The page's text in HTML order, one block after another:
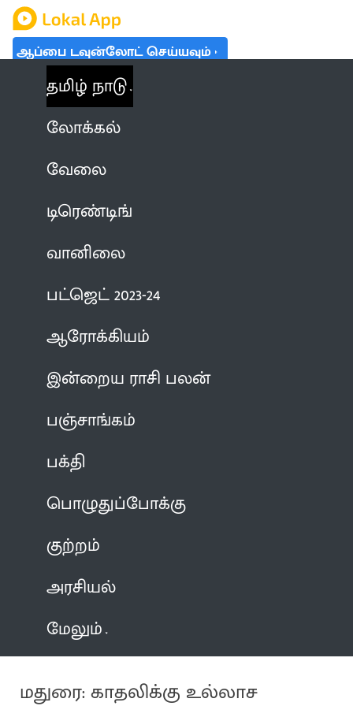
ஆப்பை டவுன்லோட் செய்யவும்
தமிழ் நாடு
லோக்கல்
வேலை
டிரெண்டிங்
வானிலை
பட்ஜெட் 2023-24
ஆரோக்கியம்
இன்றைய ராசி பலன்
பஞ்சாங்கம்
பக்தி
பொழுதுப்போக்கு
குற்றம்
அரசியல்
மேலும்
மதுரை: காதலிக்கு உல்லாச